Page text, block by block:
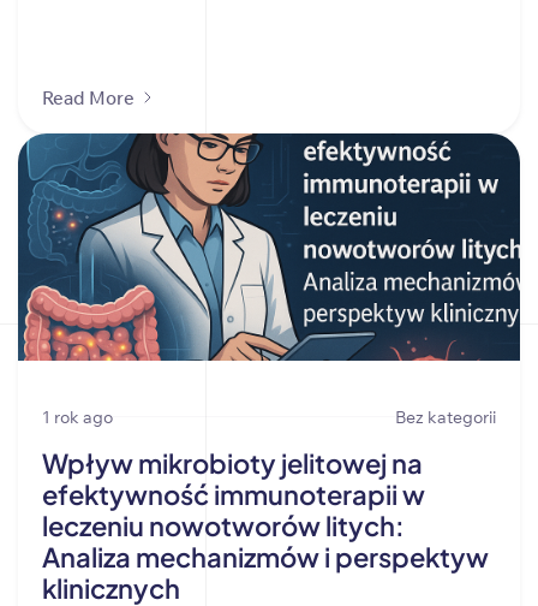
Read More
1 rok ago Bez kategorii
Wpływ mikrobioty jelitowej na
efektywność immunoterapii w
leczeniu nowotworów litych:
Analiza mechanizmów i perspektyw
klinicznych